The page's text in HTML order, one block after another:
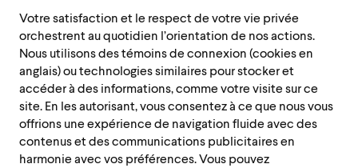
Votre satisfaction et le respect de votre vie privée
orchestrent au quotidien l’orientation de nos actions.
Nous utilisons des témoins de connexion (cookies en
anglais) ou technologies similaires pour stocker et
accéder à des informations, comme votre visite sur ce
site. En les autorisant, vous consentez à ce que nous vous
offrions une expérience de navigation fluide avec des
contenus et des communications publicitaires en
harmonie avec vos préférences. Vous pouvez
Service téléphonique
Du lundi au jeudi : de 10 h à 19 h
Vendredi : 10h à 14h
Fermé le samedi, dimanche et les jours fériés
Région de Montréal :514 842-9951
Sans frais :1 888 842-9951